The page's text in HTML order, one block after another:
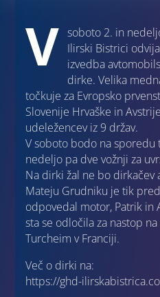
V soboto 2. in
Ilirski Bistrici
izvedba
dirke. Velika
točkuje za Evropsko
Slovenije Hrvaške in
udeležencev iz 9 držav.
V soboto bodo na sporedu
nedeljo pa dve vožnji za
Na dirki žal ne bo dirkačev
Mateju Grudniku je tik
odpovedal motor, Patrik in
sta se odločila za nastop
Turcheim v Franciji.
Več o dirki na:
https://ghd-